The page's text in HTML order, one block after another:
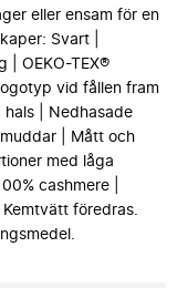
eller ensam för en
Svart |
| OEKO-TEX®
vid fållen fram
hals | Nedhasade
| Mått och
med låga
cashmere |
föredras.